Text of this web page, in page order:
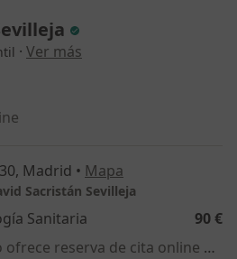
· Ver más
Madrid • Mapa
Sacristán Sevilleja
Sanitaria
90 €
Este especialista no ofrece reserva de cita online en esta dirección.